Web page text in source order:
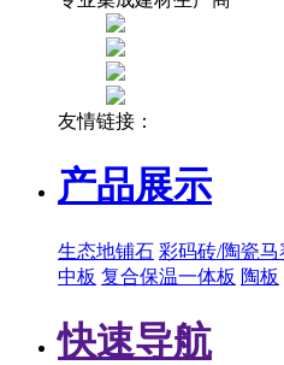
友情链接：
产品展示
生态地铺石 彩码砖/陶瓷马
中板 复合保温一体板 陶板
快速导航